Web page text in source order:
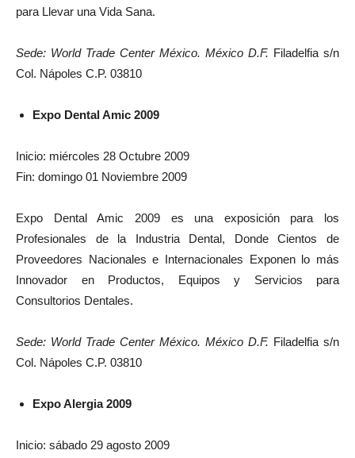
para Llevar una Vida Sana.
Sede: World Trade Center México. México D.F. Filadelfia s/n
Col. Nápoles C.P. 03810
Expo Dental Amic 2009
Inicio: miércoles 28 Octubre 2009
Fin: domingo 01 Noviembre 2009
Expo Dental Amic 2009 es una exposición para los
Profesionales de la Industria Dental, Donde Cientos de
Proveedores Nacionales e Internacionales Exponen lo más
Innovador en Productos, Equipos y Servicios para
Consultorios Dentales.
Sede: World Trade Center México. México D.F. Filadelfia s/n
Col. Nápoles C.P. 03810
Expo Alergia 2009
Inicio: sábado 29 agosto 2009